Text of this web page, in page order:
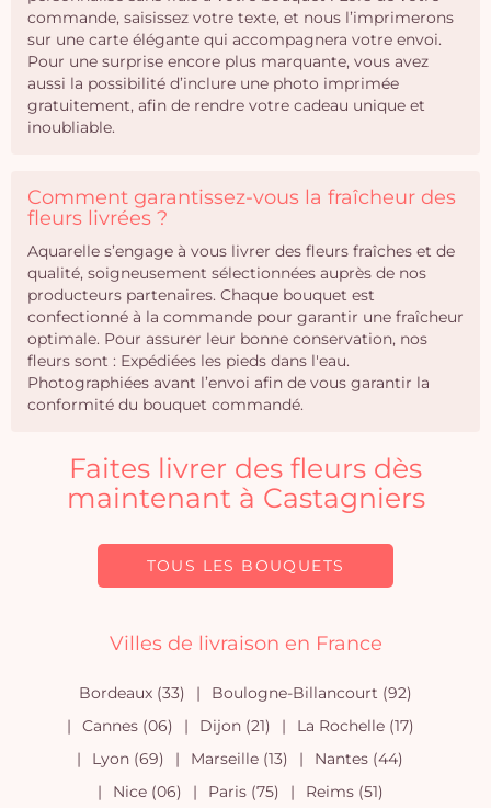
commande, saisissez votre texte, et nous l’imprimerons
sur une carte élégante qui accompagnera votre envoi.
Pour une surprise encore plus marquante, vous avez
aussi la possibilité d’inclure une photo imprimée
gratuitement, afin de rendre votre cadeau unique et
inoubliable.
Comment garantissez-vous la fraîcheur des
fleurs livrées ?
Aquarelle s’engage à vous livrer des fleurs fraîches et de
qualité, soigneusement sélectionnées auprès de nos
producteurs partenaires. Chaque bouquet est
confectionné à la commande pour garantir une fraîcheur
optimale. Pour assurer leur bonne conservation, nos
fleurs sont : Expédiées les pieds dans l'eau.
Photographiées avant l’envoi afin de vous garantir la
conformité du bouquet commandé.
Faites livrer des fleurs dès
maintenant à Castagniers
TOUS LES BOUQUETS
Villes de livraison en France
Bordeaux (33)
Boulogne-Billancourt (92)
Cannes (06)
Dijon (21)
La Rochelle (17)
Lyon (69)
Marseille (13)
Nantes (44)
Nice (06)
Paris (75)
Reims (51)